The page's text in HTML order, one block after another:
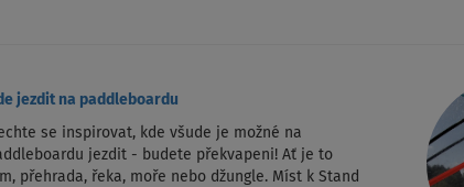
jezdit na paddleboardu
se inspirovat, kde všude je možné na
jezdit - budete překvapeni! Ať je to
přehrada, řeka, moře nebo džungle. Míst k Stand